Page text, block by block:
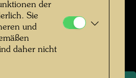
der Spiegelgasse (Diverse
öffnen
der
Sie
und
daher nicht